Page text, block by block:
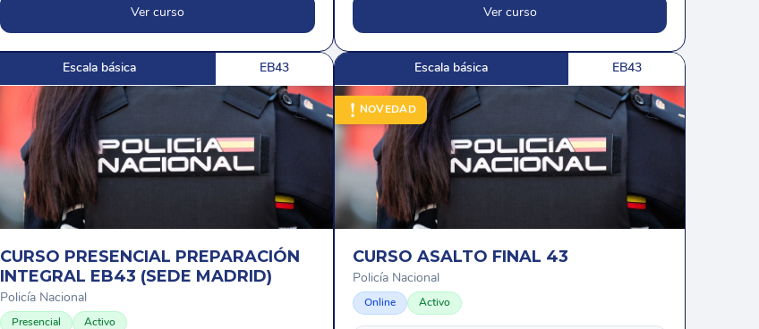
Ver curso Ver curso
Escala básica EB43
CURSO PRESENCIAL PREPARACIÓN
INTEGRAL EB43 (SEDE MADRID)
Policía Nacional
Presencial Activo
NOVEDAD
Escala básica EB43
CURSO ASALTO FINAL 43
Policía Nacional
Online Activo